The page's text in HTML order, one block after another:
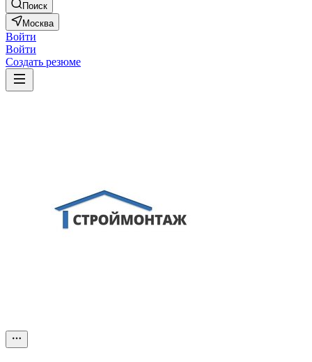
Поиск
Москва
Войти
Войти
Создать резюме